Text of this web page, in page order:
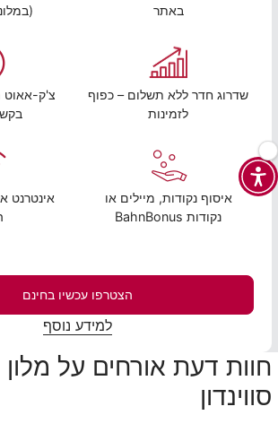
באתר
שדרוג חדר ללא תשלום – כפוף
לזמינות
צ'ק-אאוט
איסוף נקודות, מיילים או
נקודות BahnBonus
אינטרנט
הצטרפו עכשיו בחינם
למידע נוסף
חוות דעת אורחים על מלון
סווינדון